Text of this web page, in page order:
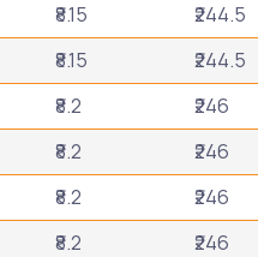
₹8.15 ₹244.5
₹8.15 ₹244.5
₹8.2 ₹246
₹8.2 ₹246
₹8.2 ₹246
₹8.2 ₹246